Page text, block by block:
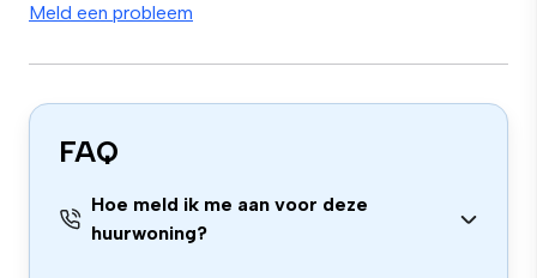
Meld een probleem
FAQ
Hoe meld ik me aan voor deze
huurwoning?